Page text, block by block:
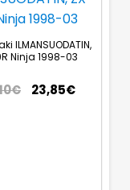
ILMANSUODATIN,
Ninja 1998-03
€ 23,85€